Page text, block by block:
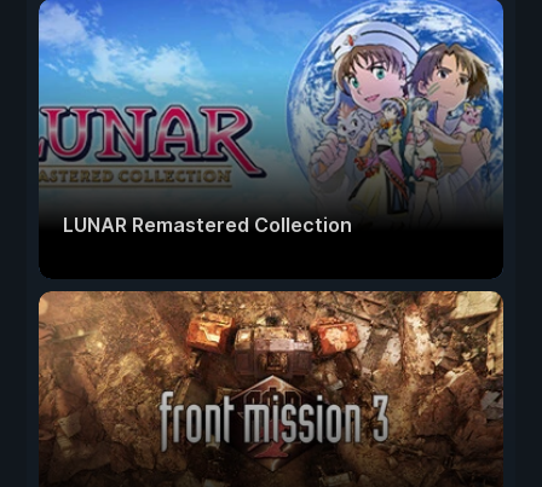
LUNAR Remastered Collection